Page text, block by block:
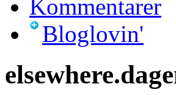
Kommentarer
Bloglovin'